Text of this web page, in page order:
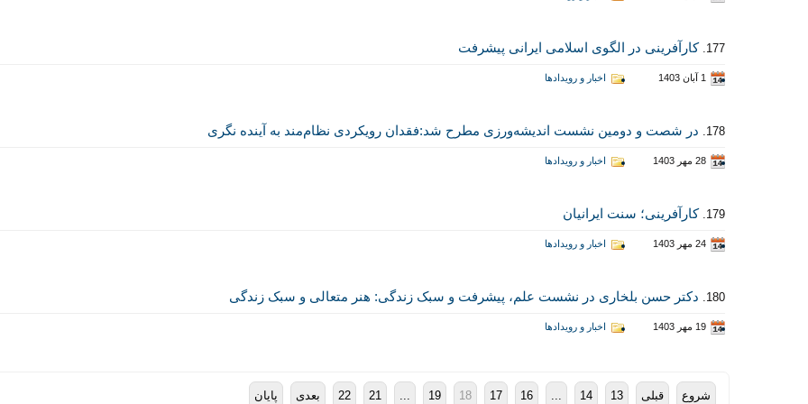
177. کارآفرینی در الگوی اسلامی ایرانی پیشرفت
1 آبان 1403 اخبار و رویدادها
178. در شصت و دومین نشست اندیشه‌ورزی مطرح شد:فقدان رویکردی نظام‌مند به آینده نگری
28 مهر 1403 اخبار و رویدادها
179. کارآفرینی؛ سنت ایرانیان
24 مهر 1403 اخبار و رویدادها
180. دکتر حسن بلخاری در نشست علم، پیشرفت و سبک زندگی: هنر متعالی و سبک زندگی
19 مهر 1403 اخبار و رویدادها
شروع قبلی 13
14
...
16
17
18
19
...
21
22 بعدی پایان